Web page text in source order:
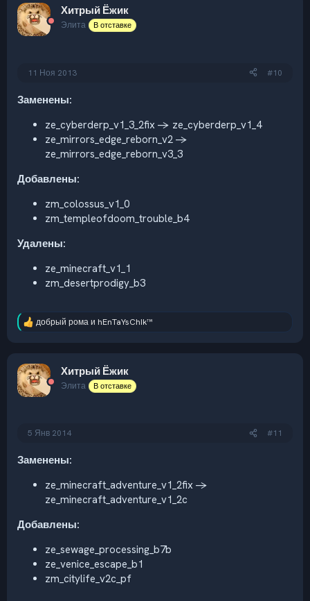
ц
и
и
Хитрый Ёжик
Элита В отставке
11 Ноя 2013 #10
Заменены:
ze_cyberderp_v1_3_2fix -> ze_cyberderp_v1_4
ze_mirrors_edge_reborn_v2 ->
ze_mirrors_edge_reborn_v3_3
Добавлены:
zm_colossus_v1_0
zm_templeofdoom_trouble_b4
Удалены:
ze_minecraft_v1_1
zm_desertprodigy_b3
Р
ц
и
и
добрый ромаи hEnTaYsChIk™
Хитрый Ёжик
Элита В отставке
5 Янв 2014 #11
Заменены:
ze_minecraft_adventure_v1_2fix ->
ze_minecraft_adventure_v1_2c
Добавлены:
ze_sewage_processing_b7b
ze_venice_escape_b1
zm_citylife_v2c_pf